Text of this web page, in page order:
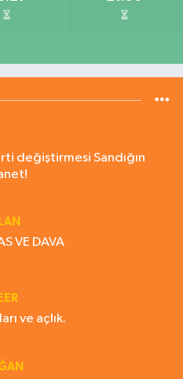
değiştirmesi Sandığın
VE DAVA
ve açlık.